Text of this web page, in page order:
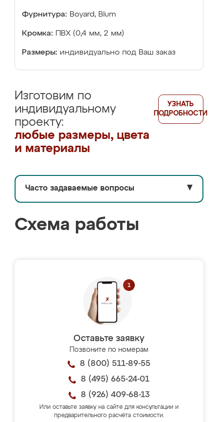
Фурнитура: Boyard, Blum
Кромка: ПВХ (0,4 мм, 2 мм)
Размеры: индивидуально под Ваш заказ
Изготовим по
индивидуальному
проекту:
любые размеры, цвета
и материалы
УЗНАТЬ
ПОДРОБНОСТИ
Часто задаваемые вопросы ▼
Схема работы
Оставьте заявку
Позвоните по номерам
8 (800) 511-89-55
8 (495) 665-24-01
8 (926) 409-68-13
Или оставьте заявку на сайте для консультации и
предварительного расчёта стоимости.